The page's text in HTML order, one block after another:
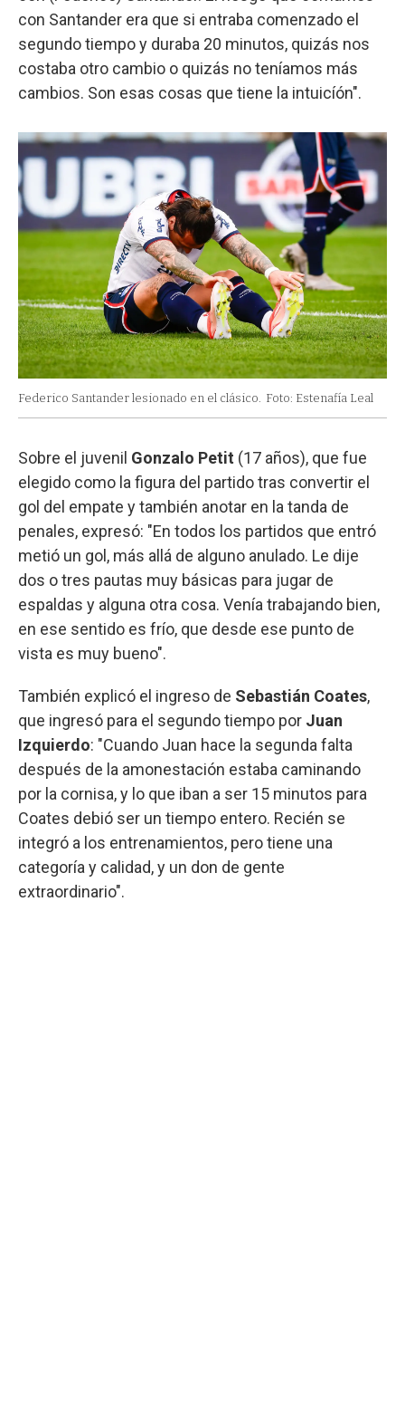
con Santander era que si entraba comenzado el
segundo tiempo y duraba 20 minutos, quizás nos
costaba otro cambio o quizás no teníamos más
cambios. Son esas cosas que tiene la intuicíón".
Federico Santander lesionado en el clásico. Foto: Estenafía Leal
Sobre el juvenil Gonzalo Petit (17 años), que fue
elegido como la figura del partido tras convertir el
gol del empate y también anotar en la tanda de
penales, expresó: "En todos los partidos que entró
metió un gol, más allá de alguno anulado. Le dije
dos o tres pautas muy básicas para jugar de
espaldas y alguna otra cosa. Venía trabajando bien,
en ese sentido es frío, que desde ese punto de
vista es muy bueno".
También explicó el ingreso de Sebastián Coates,
que ingresó para el segundo tiempo por Juan
Izquierdo: "Cuando Juan hace la segunda falta
después de la amonestación estaba caminando
por la cornisa, y lo que iban a ser 15 minutos para
Coates debió ser un tiempo entero. Recién se
integró a los entrenamientos, pero tiene una
categoría y calidad, y un don de gente
extraordinario".